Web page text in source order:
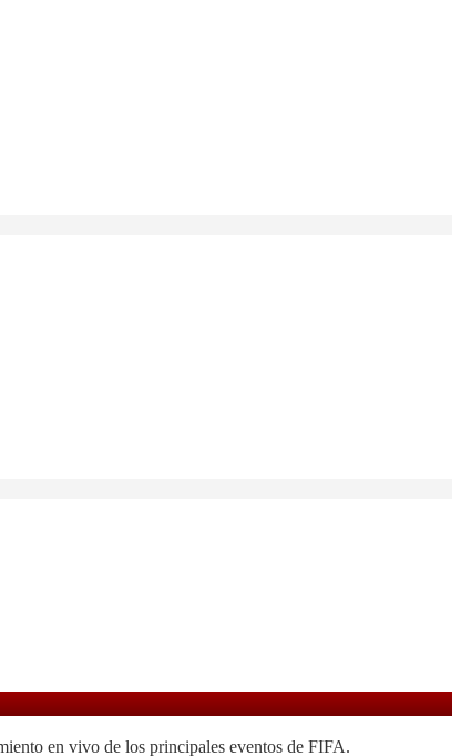
en vivo de los principales eventos de FIFA.